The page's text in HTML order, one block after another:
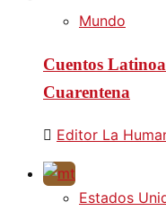
Mundo
Cuentos
Cuarentena
Editor La
Estados